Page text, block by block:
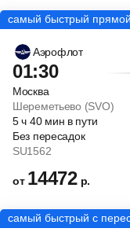
Аэрофлот
01:30
Москва
Шереметьево (SVO)
5ч 40 мин в пути
Без пересадок
SU1562
от 14472 р.